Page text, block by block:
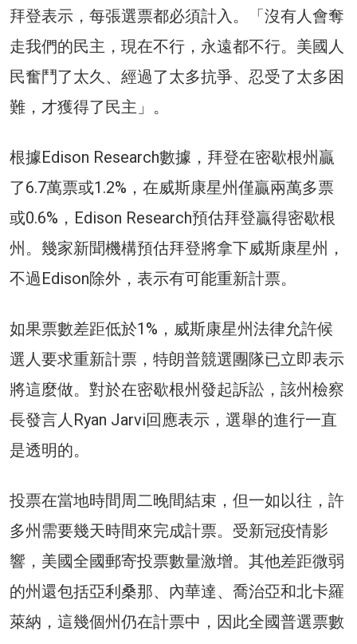
拜登表示，每張選票都必須計入。「沒有人會奪
走我們的民主，現在不行，永遠都不行。美國人
民奮鬥了太久、經過了太多抗爭、忍受了太多困
難，才獲得了民主」。
根據Edison Research數據，拜登在密歇根州贏
了6.7萬票或1.2%，在威斯康星州僅贏兩萬多票
或0.6%，Edison Research預估拜登贏得密歇根
州。幾家新聞機構預估拜登將拿下威斯康星州，
不過Edison除外，表示有可能重新計票。
如果票數差距低於1%，威斯康星州法律允許候
選人要求重新計票，特朗普競選團隊已立即表示
將這麼做。對於在密歇根州發起訴訟，該州檢察
長發言人Ryan Jarvi回應表示，選舉的進行一直
是透明的。
投票在當地時間周二晚間結束，但一如以往，許
多州需要幾天時間來完成計票。受新冠疫情影
響，美國全國郵寄投票數量激增。其他差距微弱
的州還包括亞利桑那、內華達、喬治亞和北卡羅
萊納，這幾個州仍在計票中，因此全國普選票數